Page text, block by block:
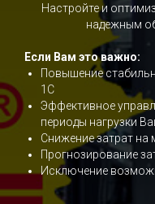
Настройте и
надежным
Если Вам это важно:
Повышение
1С
Эффективное
периоды нагрузки
Снижение затрат
Прогнозирование
Исключение